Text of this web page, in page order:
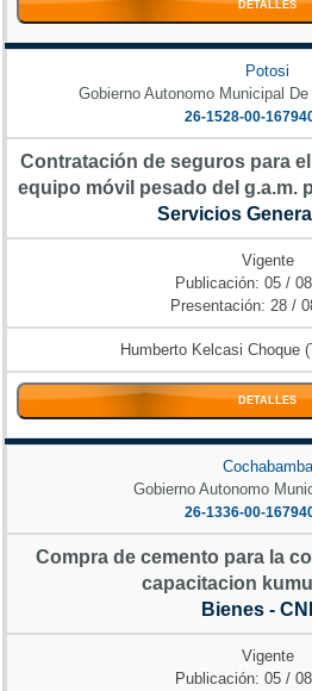
DETALLES
Potosi
Gobierno Autonomo Municipal
26-1528-00-
Contratación de seguros para
equipo móvil pesado del g.a.m.
Servicios
Vigente
Publicación: 05 /
Presentación: 28 /
Humberto Kelcasi Choque
DETALLES
Cochabamba
Gobierno Autonomo
26-1336-00-
Compra de cemento para la
capacitacion
Bienes -
Vigente
Publicación: 05 /